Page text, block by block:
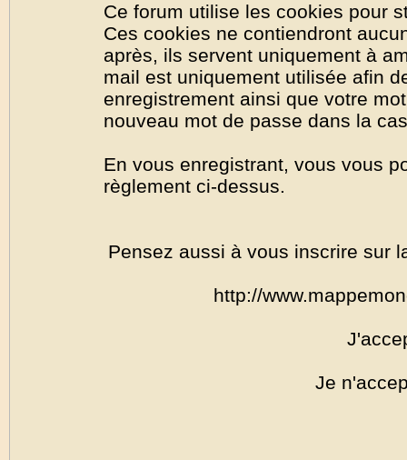
Ce forum utilise les cookies pour
Ces cookies ne contiendront
après, ils servent uniquement à
mail est uniquement utilisée afin
enregistrement ainsi que votre
nouveau mot de passe dans la
En vous enregistrant, vous vous
règlement ci-dessus.
Pensez aussi à vous inscrire sur
http://
Je